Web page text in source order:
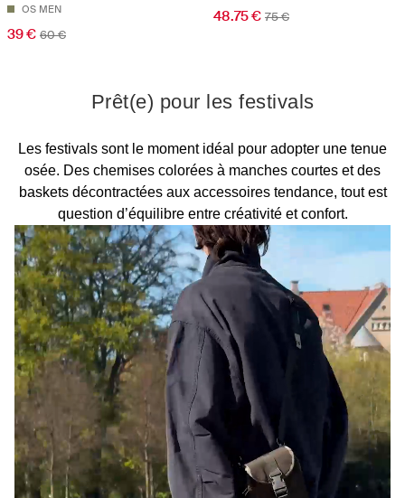
OS MEN
39 € 60 €
48.75 € 75 €
Prêt(e) pour les festivals
Les festivals sont le moment idéal pour adopter une tenue
osée. Des chemises colorées à manches courtes et des
baskets décontractées aux accessoires tendance, tout est
question d’équilibre entre créativité et confort.